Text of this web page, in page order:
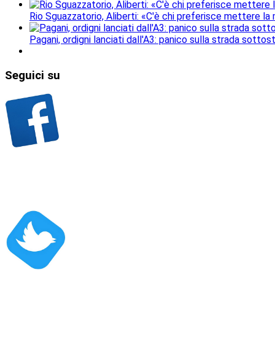
Rio Sguazzatorio, Aliberti: «C'è chi preferisce mettere la
Pagani, ordigni lanciati dall'A3: panico sulla strada
Seguici su